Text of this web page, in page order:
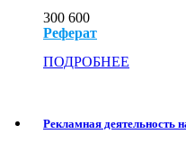
300 600
Реферат
ПОДРОБНЕЕ
Рекламная деятельность